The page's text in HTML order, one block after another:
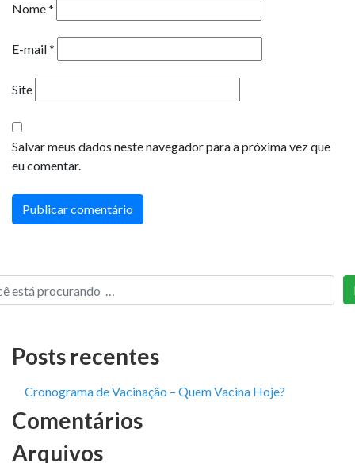
Nome*
E-mail*
Site
Salvar meus dados neste navegador para a próxima vez que
eu comentar.
Posts recentes
Cronograma de Vacinação – Quem Vacina Hoje?
Comentários
Arquivos